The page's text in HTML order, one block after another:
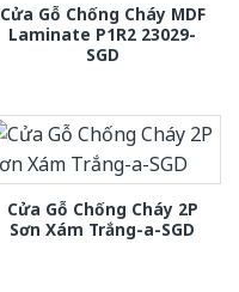
Cửa Gỗ Chống Cháy MDF
Laminate P1R2 23029-
SGD
Cửa Gỗ Chống Cháy 2P
Sơn Xám Trắng-a-SGD